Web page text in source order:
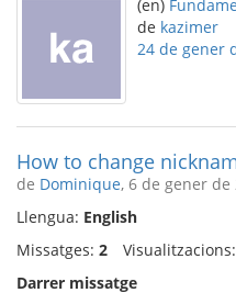
(en)
de kazimer
24 de gener
How to change
de Dominique, 6 de gener de
Llengua: English
Missatges: 2 Visualitzacions:
Darrer missatge